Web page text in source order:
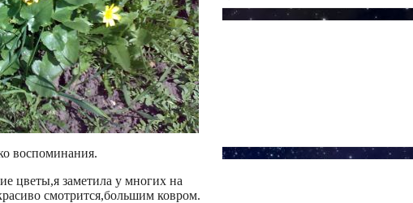
воспоминания.
цветы,я заметила у многих на
смотрится,большим ковром.